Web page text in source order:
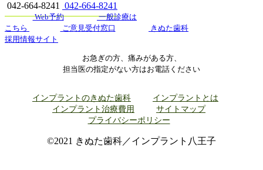
042-664-8241 042-664-8241
Web予約
一般診療は
こちら
ご意見受付窓口
きぬた歯科
採用情報サイト
お急ぎの方、痛みがある方、
担当医の指定がない方はお電話ください
インプラントのきぬた歯科
インプラントとは
インプラント治療費用
サイトマップ
プライバシーポリシー
©2021 きぬた歯科／インプラント八王子